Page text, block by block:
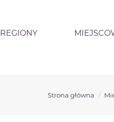
REGIONY
Strona główna